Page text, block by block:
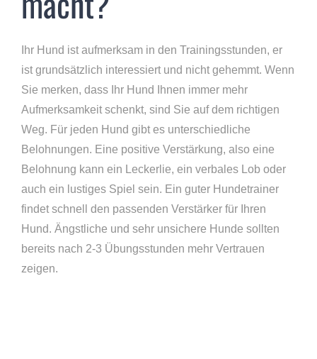
Ihr Hund ist aufmerksam in den Trainingsstunden, er
ist grundsätzlich interessiert und nicht gehemmt. Wenn
Sie merken, dass Ihr Hund Ihnen immer mehr
Aufmerksamkeit schenkt, sind Sie auf dem richtigen
Weg. Für jeden Hund gibt es unterschiedliche
Belohnungen. Eine positive Verstärkung, also eine
Belohnung kann ein Leckerlie, ein verbales Lob oder
auch ein lustiges Spiel sein. Ein guter Hundetrainer
findet schnell den passenden Verstärker für Ihren
Hund. Ängstliche und sehr unsichere Hunde sollten
bereits nach 2-3 Übungsstunden mehr Vertrauen
zeigen.